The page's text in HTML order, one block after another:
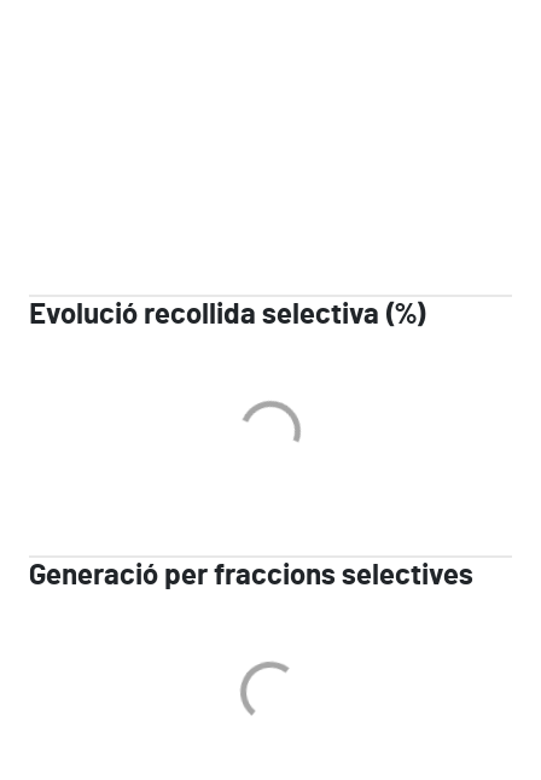
Evolució recollida selectiva (%)
Generació per fraccions selectives